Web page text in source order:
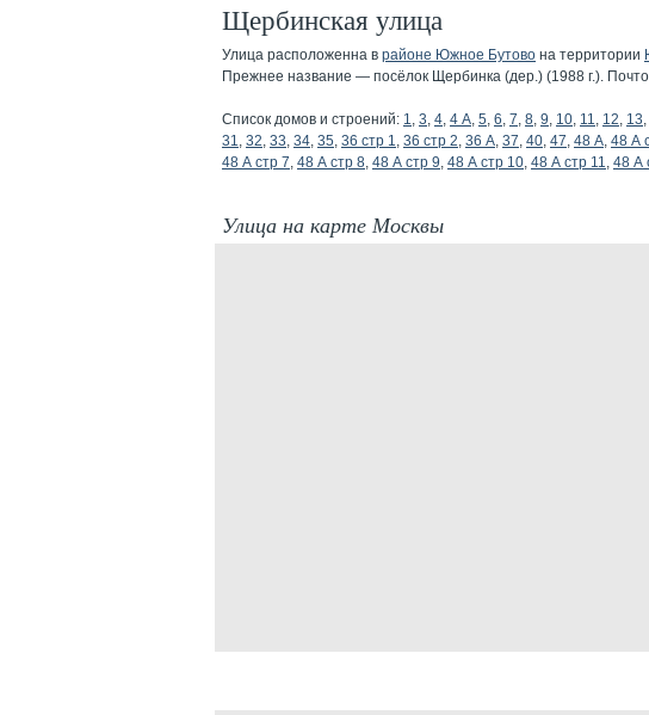
Щербинская улица
Улица расположенна в районе Южное Бутово на территории
Прежнее название — посёлок Щербинка (дер.) (1988 г.).
Список домов и строений: 1, 3, 4, 4 А, 5, 6, 7, 8, 9, 10, 11, 12, 13,
31, 32, 33, 34, 35, 36 стр 1, 36 стр 2, 36 А, 37, 40, 47, 48 А, 48 А
48 А стр 7, 48 А стр 8, 48 А стр 9, 48 А стр 10, 48 А стр 11, 48 А
Улица на карте Москвы